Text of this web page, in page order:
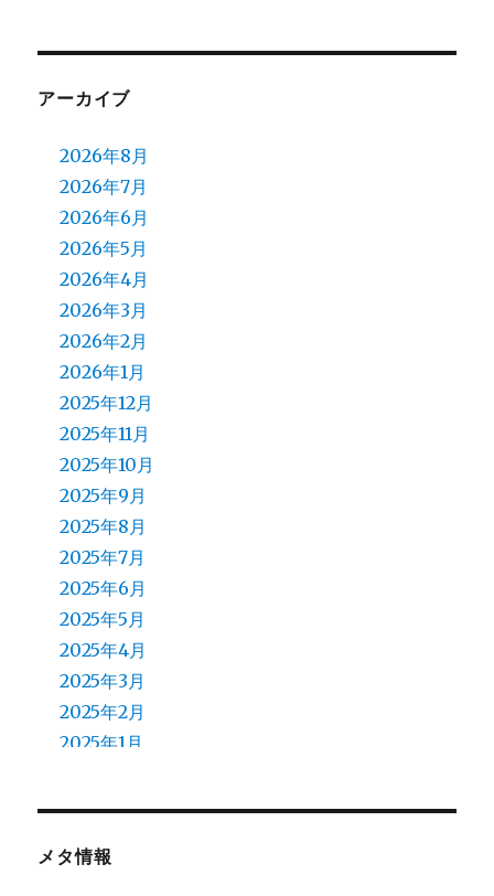
アーカイブ
2026年8月
2026年7月
2026年6月
2026年5月
2026年4月
2026年3月
2026年2月
2026年1月
2025年12月
2025年11月
2025年10月
2025年9月
2025年8月
2025年7月
2025年6月
2025年5月
2025年4月
2025年3月
2025年2月
2025年1月
2024年11月
2024年9月
メタ情報